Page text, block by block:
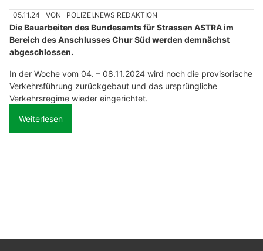
05.11.24 VON POLIZEI.NEWS REDAKTION
Die Bauarbeiten des Bundesamts für Strassen ASTRA im
Bereich des Anschlusses Chur Süd werden demnächst
abgeschlossen.
In der Woche vom 04. – 08.11.2024 wird noch die provisorische
Verkehrsführung zurückgebaut und das ursprüngliche
Verkehrsregime wieder eingerichtet.
Weiterlesen